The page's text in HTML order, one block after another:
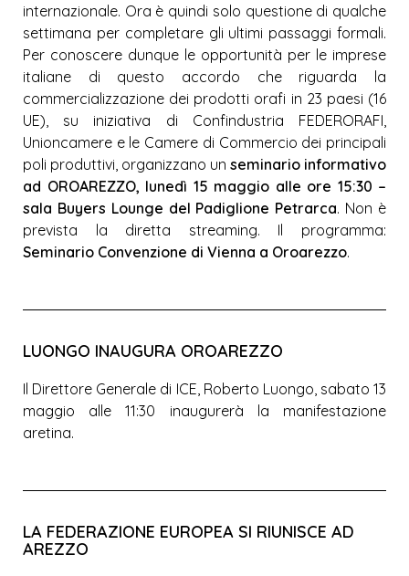
internazionale. Ora è quindi solo questione di qualche
settimana per completare gli ultimi passaggi formali.
Per conoscere dunque le opportunità per le imprese
italiane di questo accordo che riguarda la
commercializzazione dei prodotti orafi in 23 paesi (16
UE), su iniziativa di Confindustria FEDERORAFI,
Unioncamere e le Camere di Commercio dei principali
poli produttivi, organizzano un seminario informativo
ad OROAREZZO, lunedì 15 maggio alle ore 15:30 –
sala Buyers Lounge del Padiglione Petrarca. Non è
prevista la diretta streaming. Il programma:
Seminario Convenzione di Vienna a Oroarezzo.
LUONGO INAUGURA OROAREZZO
Il Direttore Generale di ICE, Roberto Luongo, sabato 13
maggio alle 11:30 inaugurerà la manifestazione
aretina.
LA FEDERAZIONE EUROPEA SI RIUNISCE AD
AREZZO